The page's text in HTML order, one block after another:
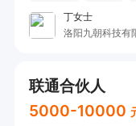
丁女士
洛阳九朝科技有
联通合伙人
5000-10000